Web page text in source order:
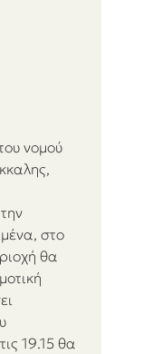
νομού
στο
θα
19.15 θα